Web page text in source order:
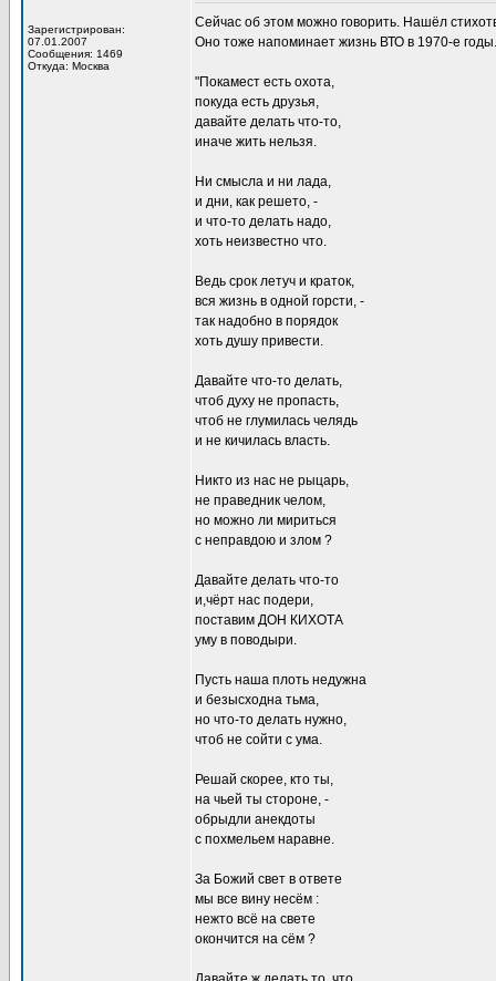
Зарегистрирован:
07.01.2007
Сообщения: 1469
Откуда: Москва
Сейчас об этом можно говорить. Нашёл
Оно тоже напоминает жизнь ВТО в 1970-е годы.
"Покамест есть охота,
покуда есть друзья,
давайте делать что-то,
иначе жить нельзя.
Ни смысла и ни лада,
и дни, как решето, -
и что-то делать надо,
хоть неизвестно что.
Ведь срок летуч и краток,
вся жизнь в одной горсти, -
так надобно в порядок
хоть душу привести.
Давайте что-то делать,
чтоб духу не пропасть,
чтоб не глумилась челядь
и не кичилась власть.
Никто из нас не рыцарь,
не праведник челом,
но можно ли мириться
с неправдою и злом ?
Давайте делать что-то
и,чёрт нас подери,
поставим ДОН КИХОТА
уму в поводыри.
Пусть наша плоть недужна
и безысходна тьма,
но что-то делать нужно,
чтоб не сойти с ума.
Решай скорее, кто ты,
на чьей ты стороне, -
обрыдли анекдоты
с похмельем наравне.
За Божий свет в ответе
мы все вину несём :
нежто всё на свете
окончится на сём ?